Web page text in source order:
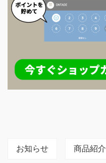
お知らせ 商品紹介